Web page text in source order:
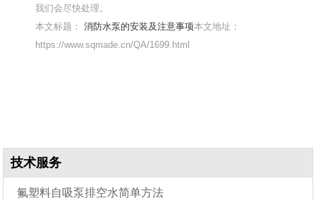
我们会尽快处理。
本文标题：消防水泵的安装及注意事项本文地址：
https://www.sqmade.cn/QA/1699.html
技术服务
氟塑料自吸泵排空水简单方法